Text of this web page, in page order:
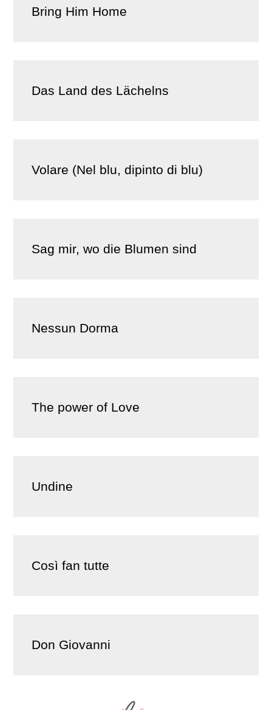
Bring Him Home
Das Land des Lächelns
Volare (Nel blu, dipinto di blu)
Sag mir, wo die Blumen sind
Nessun Dorma
The power of Love
Undine
Così fan tutte
Don Giovanni